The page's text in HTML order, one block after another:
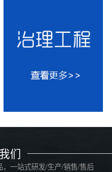
们
一站式研发/生产/销售/售后